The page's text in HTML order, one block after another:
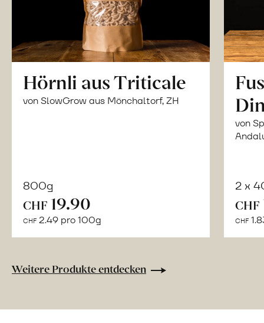
Hörnli aus Triticale
von SlowGrow aus Mönchaltorf, ZH
800g
CHF 19.90
CHF 2.49 pro 100g
von
2 x
CHF
CHF
Weitere Produkte entdecken